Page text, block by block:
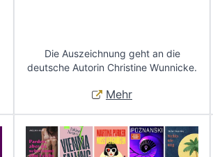
Die Auszeichnung geht an die
deutsche Autorin Christine Wunnicke.
Mehr